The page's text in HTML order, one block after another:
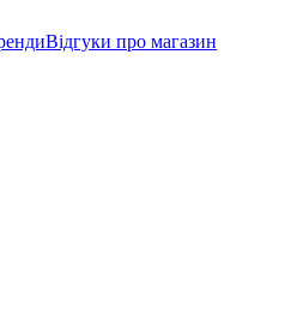
Відгуки про магазин